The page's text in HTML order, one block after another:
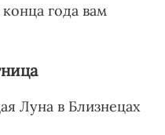
года вам
Луна в Близнецах